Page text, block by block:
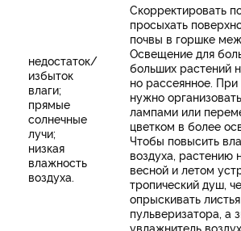
недостаток/
избыток
влаги;
прямые
солнечные
лучи;
низкая
влажность
воздуха.
Скорректировать
просыхать
почвы в горшке
Освещение для
больших растений
но рассеянное.
нужно
лампами или
цветком в более
Чтобы повысить
воздуха, растению
весной и летом
тропический душ,
опрыскивать
пульверизатора, а
увлажнитель